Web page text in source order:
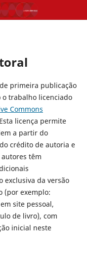
primeira publicação
o trabalho licenciado
Commons
licença permite
a partir do
crédito de autoria e
têm
exclusiva da versão
(por exemplo:
site pessoal,
de livro), com
inicial neste